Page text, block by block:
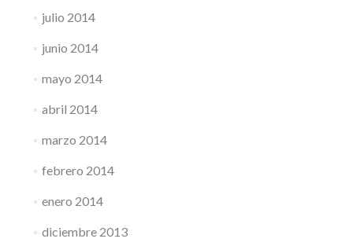
julio 2014
junio 2014
mayo 2014
abril 2014
marzo 2014
febrero 2014
enero 2014
diciembre 2013